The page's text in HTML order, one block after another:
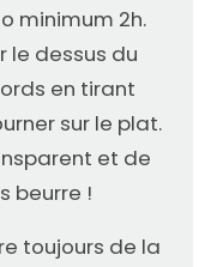
minimum 2h.
le dessus du
en tirant
sur le plat.
et de
beurre !
toujours de la